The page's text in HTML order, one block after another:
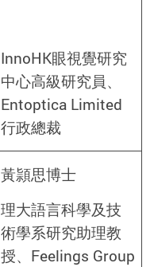
InnoHK眼視覺研究
中心高級研究員、
Entoptica Limited
行政總裁
黃頴思博士
理大語言科學及技
術學系研究助理教
授、Feelings Group